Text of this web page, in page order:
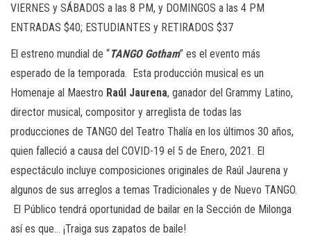
VIERNES y SÁBADOS a las 8 PM, y DOMINGOS a las 4 PM
ENTRADAS $40; ESTUDIANTES y RETIRADOS $37
El estreno mundial de “TANGO Gotham” es el evento más
esperado de la temporada. Esta producción musical es un
Homenaje al Maestro Raúl Jaurena, ganador del Grammy Latino,
director musical, compositor y arreglista de todas las
producciones de TANGO del Teatro Thalía en los últimos 30 años,
quien falleció a causa del COVID-19 el 5 de Enero, 2021. El
espectáculo incluye composiciones originales de Raúl Jaurena y
algunos de sus arreglos a temas Tradicionales y de Nuevo TANGO.
El Público tendrá oportunidad de bailar en la Sección de Milonga
así es que… ¡Traiga sus zapatos de baile!